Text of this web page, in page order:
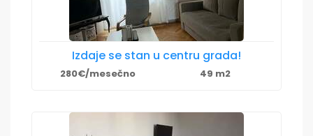
Izdaje se stan u centru grada!
280€/mesečno 49 m2